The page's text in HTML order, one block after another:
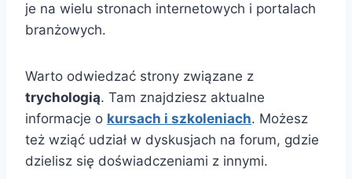
je na wielu stronach internetowych i portalach
branżowych.
Warto odwiedzać strony związane z
trychologią. Tam znajdziesz aktualne
informacje o kursach i szkoleniach. Możesz
też wziąć udział w dyskusjach na forum, gdzie
dzielisz się doświadczeniami z innymi.